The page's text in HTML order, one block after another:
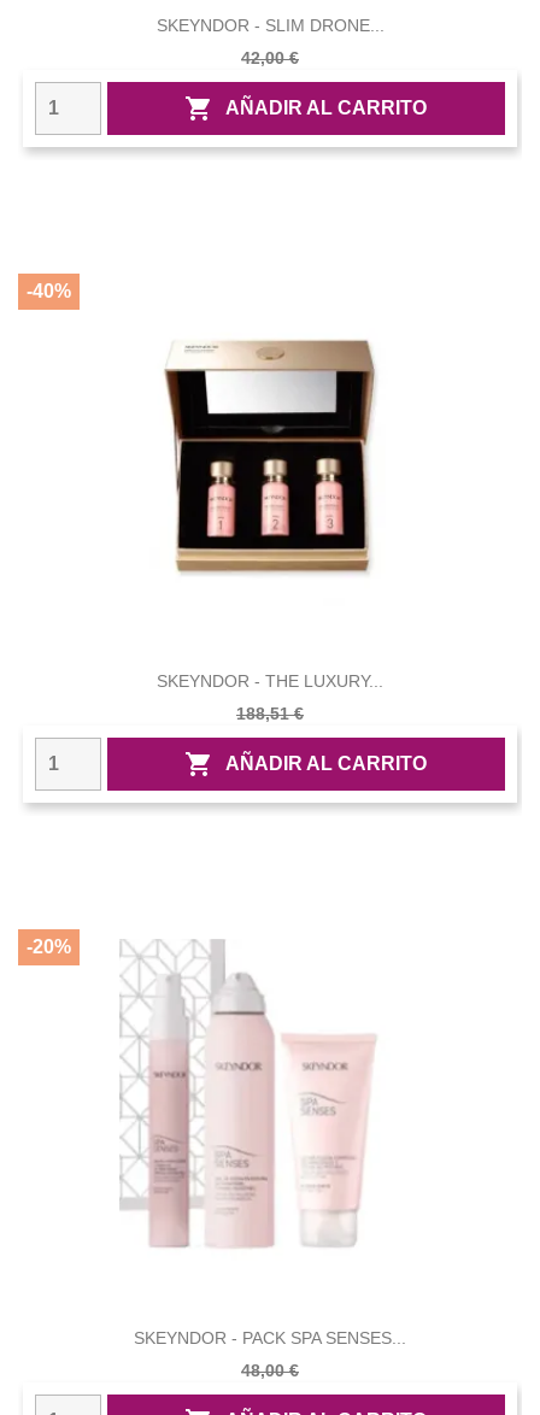
SKEYNDOR - SLIM DRONE...
42,00 €
 AÑADIR AL CARRITO
SKEYNDOR - THE LUXURY...
188,51 €
 AÑADIR AL CARRITO
-40%
SKEYNDOR - PACK SPA SENSES...
48,00 €
-20%